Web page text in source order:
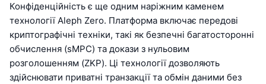
Конфіденційність є ще одним наріжним каменем
технології Aleph Zero. Платформа включає передові
криптографічні техніки, такі як безпечні багатосторонні
обчислення (sMPC) та докази з нульовим
розголошенням (ZKP). Ці технології дозволяють
здійснювати приватні транзакції та обмін даними без